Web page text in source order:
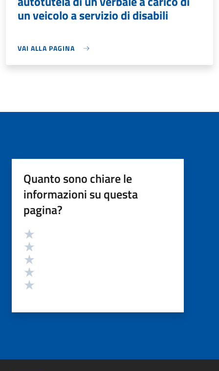
un veicolo a servizio di disabili
VAI ALLA PAGINA
Quanto sono chiare le
informazioni su questa
pagina?
Valutazione